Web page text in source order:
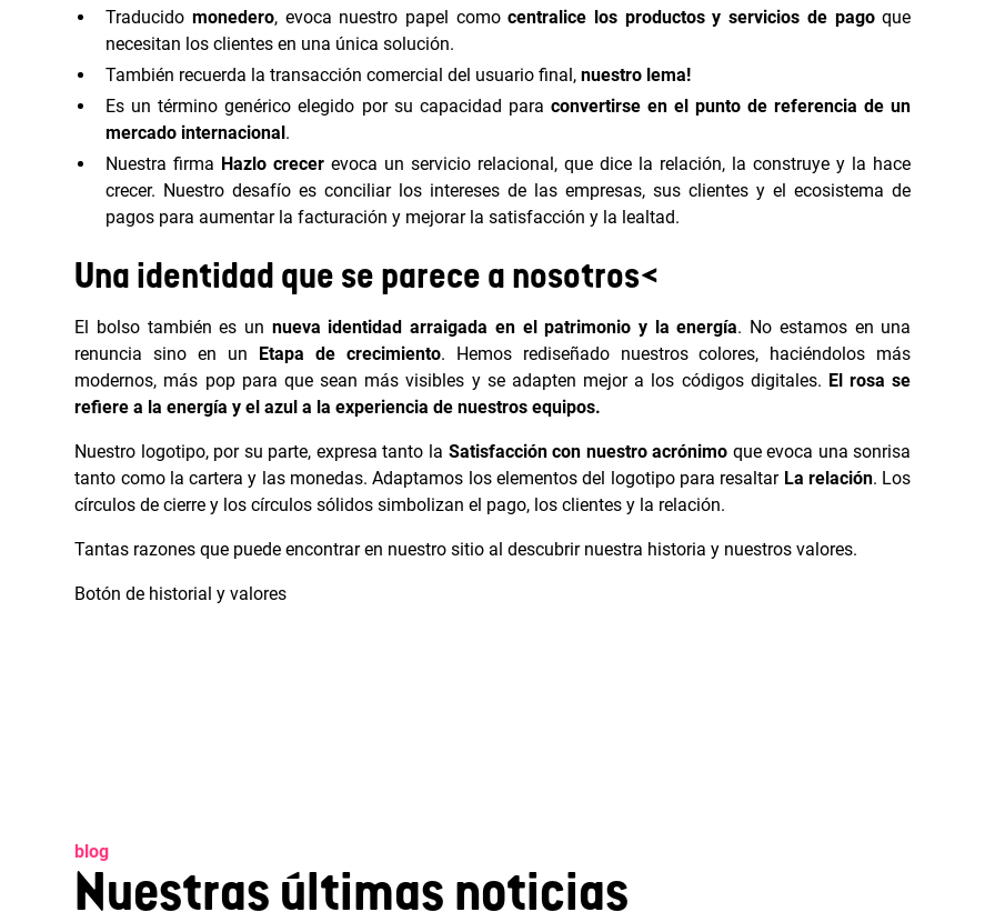
Traducido monedero, evoca nuestro papel comocentralice los productos y servicios de pagoque
necesitan los clientes en una única solución.
También recuerda la transacción comercial del usuario final,nuestro lema!
Es un término genérico elegido por su capacidad para convertirse en el punto de referencia de un
mercado internacional.
Nuestra firma Hazlo crecer evoca un servicio relacional, que dice la relación, la construye y la hace
crecer. Nuestro desafío es conciliar los intereses de las empresas, sus clientes y el ecosistema de
pagos para aumentar la facturación y mejorar la satisfacción y la lealtad.
Una identidad que se parece a nosotros<
El bolso también es un nueva identidad arraigada en el patrimonio y la energía. No estamos en una
renuncia sino en un Etapa de crecimiento. Hemos rediseñado nuestros colores, haciéndolos más
modernos, más pop para que sean más visibles y se adapten mejor a los códigos digitales. El rosa se
refiere a la energía y el azul a la experiencia de nuestros equipos.
Nuestro logotipo, por su parte, expresa tanto la Satisfacción con nuestro acrónimo que evoca una sonrisa
tanto como la cartera y las monedas. Adaptamos los elementos del logotipo para resaltar La relación. Los
círculos de cierre y los círculos sólidos simbolizan el pago, los clientes y la relación.
Tantas razones que puede encontrar en nuestro sitio al descubrir nuestra historia y nuestros valores.
Botón de historial y valores
blog
Nuestras últimas noticias